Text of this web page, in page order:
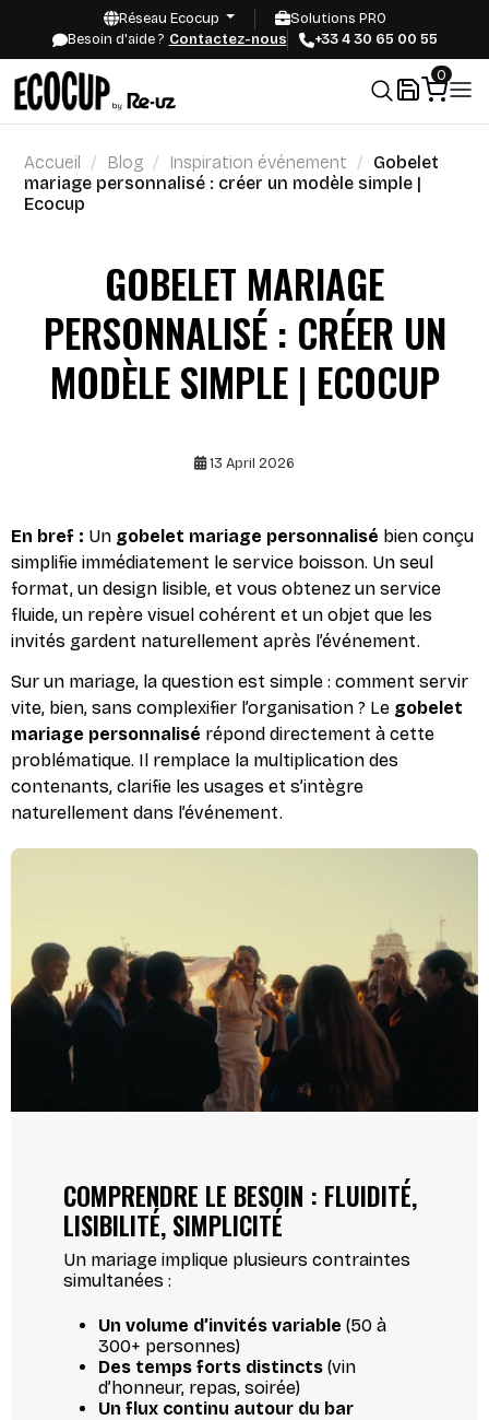
Réseau Ecocup
Solutions PRO
Besoin d'aide ? Contactez-nous +33 4 30 65 00 55
0
Accueil Blog Inspiration événement
Gobelet
mariage personnalisé : créer un modèle simple |
Ecocup
GOBELET MARIAGE
PERSONNALISÉ : CRÉER UN
MODÈLE SIMPLE | ECOCUP
13 April 2026
En bref : Un gobelet mariage personnalisé bien conçu
simplifie immédiatement le service boisson. Un seul
format, un design lisible, et vous obtenez un service
fluide, un repère visuel cohérent et un objet que les
invités gardent naturellement après l’événement.
Sur un mariage, la question est simple : comment servir
vite, bien, sans complexifier l’organisation ? Le gobelet
mariage personnalisé répond directement à cette
problématique. Il remplace la multiplication des
contenants, clarifie les usages et s’intègre
naturellement dans l’événement.
COMPRENDRE LE BESOIN : FLUIDITÉ,
LISIBILITÉ, SIMPLICITÉ
Un mariage implique plusieurs contraintes
simultanées :
Un volume d’invités variable (50 à
300+ personnes)
Des temps forts distincts (vin
d’honneur, repas, soirée)
Un flux continu autour du bar